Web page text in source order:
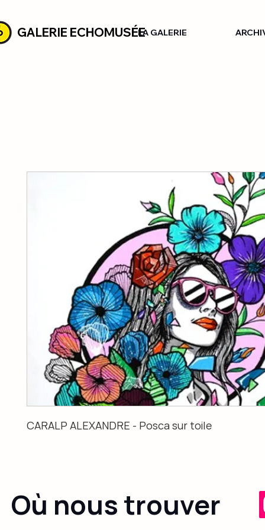
GALERIE ECHOMUSÉELA GALERIE
CARALP ALEXANDRE - Posca sur toile
Où nous trouver